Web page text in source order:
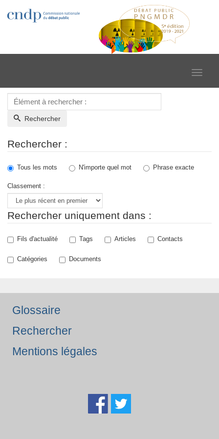
Toggle
Rechercher
Rechercher :
Tous les mots N'importe quel mot Phrase exacte
Classement :
Rechercher uniquement dans :
Fils d'actualité Tags Articles Contacts
Catégories Documents
Glossaire
Rechercher
Mentions légales